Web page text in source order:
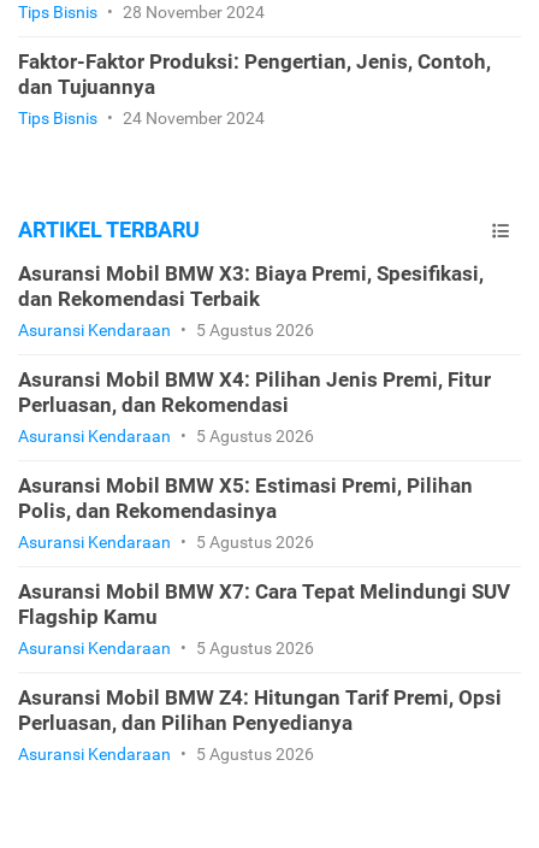
Tips Bisnis • 28 November 2024
Faktor-Faktor Produksi: Pengertian, Jenis, Contoh,
dan Tujuannya
Tips Bisnis • 24 November 2024
ARTIKEL TERBARU
Asuransi Mobil BMW X3: Biaya Premi, Spesifikasi,
dan Rekomendasi Terbaik
Asuransi Kendaraan • 5 Agustus 2026
Asuransi Mobil BMW X4: Pilihan Jenis Premi, Fitur
Perluasan, dan Rekomendasi
Asuransi Kendaraan • 5 Agustus 2026
Asuransi Mobil BMW X5: Estimasi Premi, Pilihan
Polis, dan Rekomendasinya
Asuransi Kendaraan • 5 Agustus 2026
Asuransi Mobil BMW X7: Cara Tepat Melindungi SUV
Flagship Kamu
Asuransi Kendaraan • 5 Agustus 2026
Asuransi Mobil BMW Z4: Hitungan Tarif Premi, Opsi
Perluasan, dan Pilihan Penyedianya
Asuransi Kendaraan • 5 Agustus 2026